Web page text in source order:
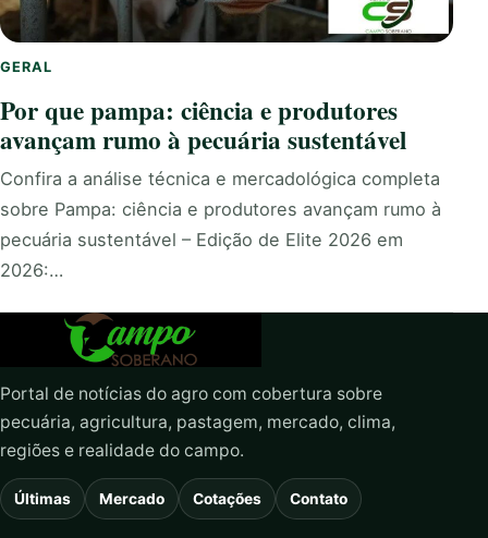
GERAL
Por que pampa: ciência e produtores
avançam rumo à pecuária sustentável
Confira a análise técnica e mercadológica completa
sobre Pampa: ciência e produtores avançam rumo à
pecuária sustentável – Edição de Elite 2026 em
2026:…
Portal de notícias do agro com cobertura sobre
pecuária, agricultura, pastagem, mercado, clima,
regiões e realidade do campo.
Últimas Mercado Cotações Contato